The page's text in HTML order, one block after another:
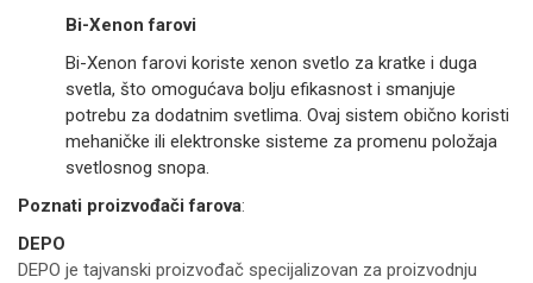
Bi-Xenon farovi
Bi-Xenon farovi koriste xenon svetlo za kratke i duga
svetla, što omogućava bolju efikasnost i smanjuje
potrebu za dodatnim svetlima. Ovaj sistem obično koristi
mehaničke ili elektronske sisteme za promenu položaja
svetlosnog snopa.
Poznati proizvođači farova:
DEPO
DEPO je tajvanski proizvođač specijalizovan za proizvodnju